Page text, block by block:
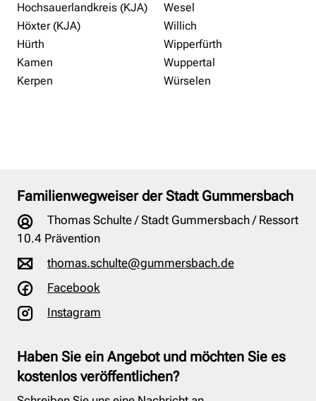
Hochsauerlandkreis (KJA)
Höxter (KJA)
Hürth
Kamen
Kerpen
Wesel
Willich
Wipperfürth
Wuppertal
Würselen
Familienwegweiser der Stadt Gummersbach
Thomas Schulte / Stadt Gummersbach / Ressort
10.4 Prävention
thomas.schulte@gummersbach.de
Facebook
Instagram
Haben Sie ein Angebot und möchten Sie es
kostenlos veröffentlichen?